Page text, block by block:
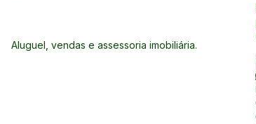
Aluguel, vendas e assessoria imobiliária.